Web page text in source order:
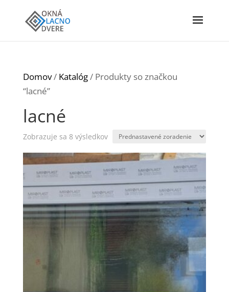
Domov/ Katalóg/ Produkty so značkou
“lacné”
lacné
Zobrazuje sa 8 výsledkov